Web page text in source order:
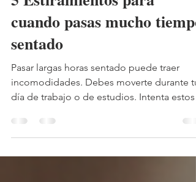
5 Estiramientos para
cuando pasas mucho tiempo
sentado
Pasar largas horas sentado puede traer
incomodidades. Debes moverte durante tu
día de trabajo o de estudios. Intenta estos